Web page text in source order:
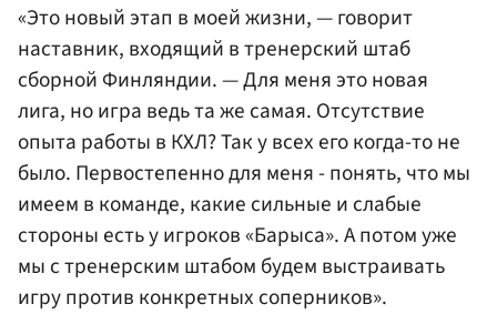
«Это новый этап в моей жизни, — говорит
наставник, входящий в тренерский штаб
сборной Финляндии. — Для меня это новая
лига, но игра ведь та же самая. Отсутствие
опыта работы в КХЛ? Так у всех его когда-то не
было. Первостепенно для меня - понять, что мы
имеем в команде, какие сильные и слабые
стороны есть у игроков «Барыса». А потом уже
мы с тренерским штабом будем выстраивать
игру против конкретных соперников».